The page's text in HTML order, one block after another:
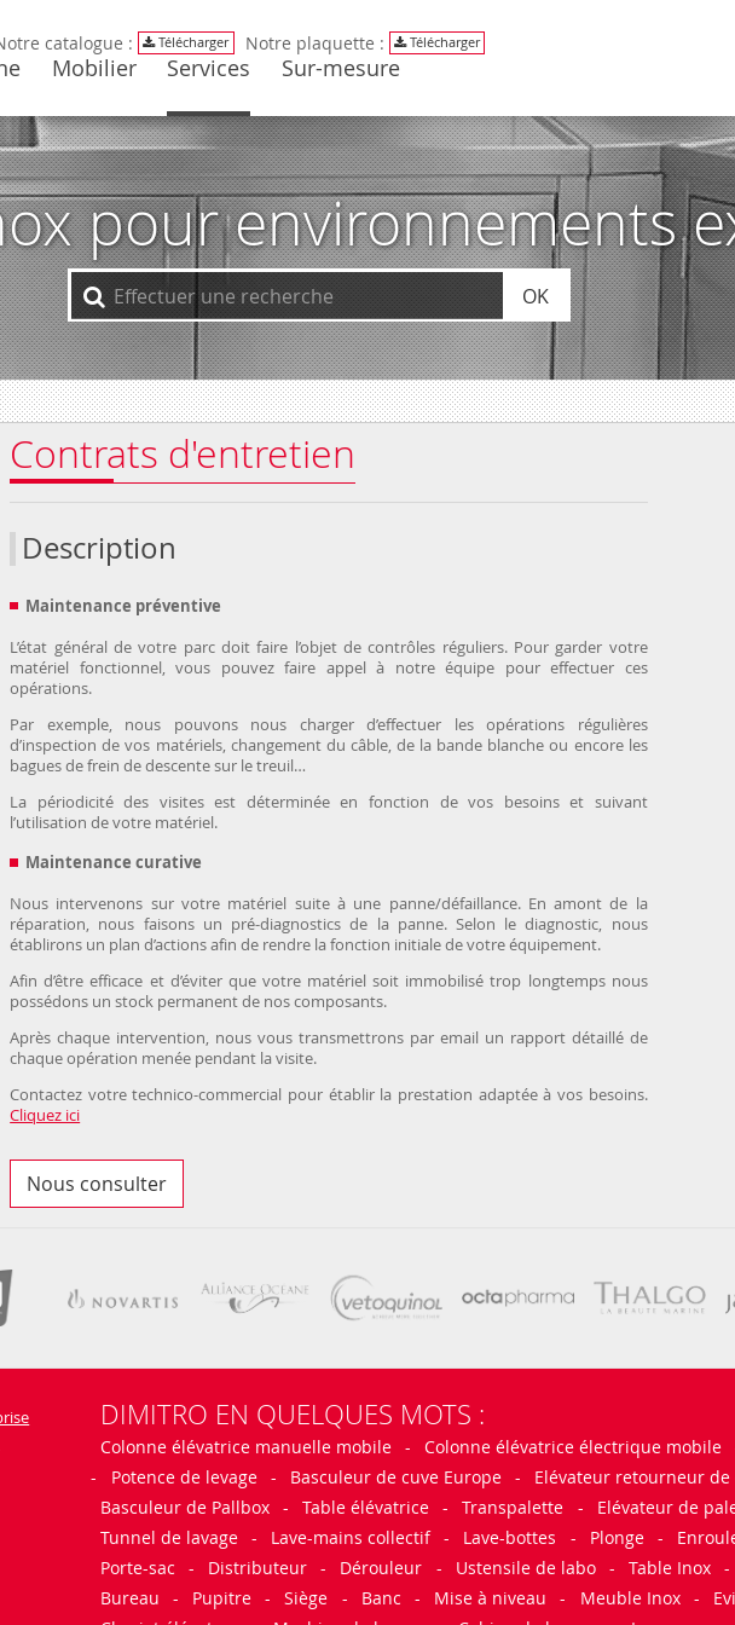
catalogue : Télécharger Notre plaquette : Télécharger
Mobilier Services Sur-mesure
pour environnements
OK
Contrats d'entretien
Description
Maintenance préventive
L’état général de votre parc doit faire l’objet de contrôles réguliers. Pour garder votre
matériel fonctionnel, vous pouvez faire appel à notre équipe pour effectuer ces
opérations.
Par exemple, nous pouvons nous charger d’effectuer les opérations régulières
d’inspection de vos matériels, changement du câble, de la bande blanche ou encore les
bagues de frein de descente sur le treuil…
La périodicité des visites est déterminée en fonction de vos besoins et suivant
l’utilisation de votre matériel.
Maintenance curative
Nous intervenons sur votre matériel suite à une panne/défaillance. En amont de la
réparation, nous faisons un pré-diagnostics de la panne. Selon le diagnostic, nous
établirons un plan d’actions afin de rendre la fonction initiale de votre équipement.
Afin d’être efficace et d’éviter que votre matériel soit immobilisé trop longtemps nous
possédons un stock permanent de nos composants.
Après chaque intervention, nous vous transmettrons par email un rapport détaillé de
chaque opération menée pendant la visite.
Contactez votre technico-commercial pour établir la prestation adaptée à vos besoins.
Cliquez ici
Nous consulter
DIMITRO EN QUELQUES MOTS :
Colonne élévatrice manuelle mobile - Colonne élévatrice électrique mobile
-
Potence de levage - Basculeur de cuve Europe - Elévateur retourneur de
Basculeur de Pallbox - Table élévatrice - Transpalette - Elévateur de
Tunnel de lavage - Lave-mains collectif - Lave-bottes - Plonge -
Porte-sac
- Distributeur - Dérouleur - Ustensile de labo - Table Inox -
Bureau
- Pupitre - Siège - Banc - Mise à niveau - Meuble Inox -